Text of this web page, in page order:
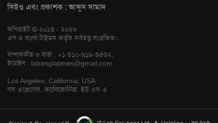
সিইও এবং প্রকাশক : আব্দুস সামাদ
কপিরাইট © ২০১৩ - ২০২৬
এল এ বাংলা টাইমস কর্তৃক সর্বস্বত্ব সংরক্ষিত।
সম্পাদকীয় ও বার্তা : +১ ৩১০-৬১৯-৩৫৩২,
ইমেইল : labanglatimes@gmail.com
Los Angeles, California, USA
লস এঞ্জেলেস, ক্যালিফোর্নিয়া, ইউ এস এ